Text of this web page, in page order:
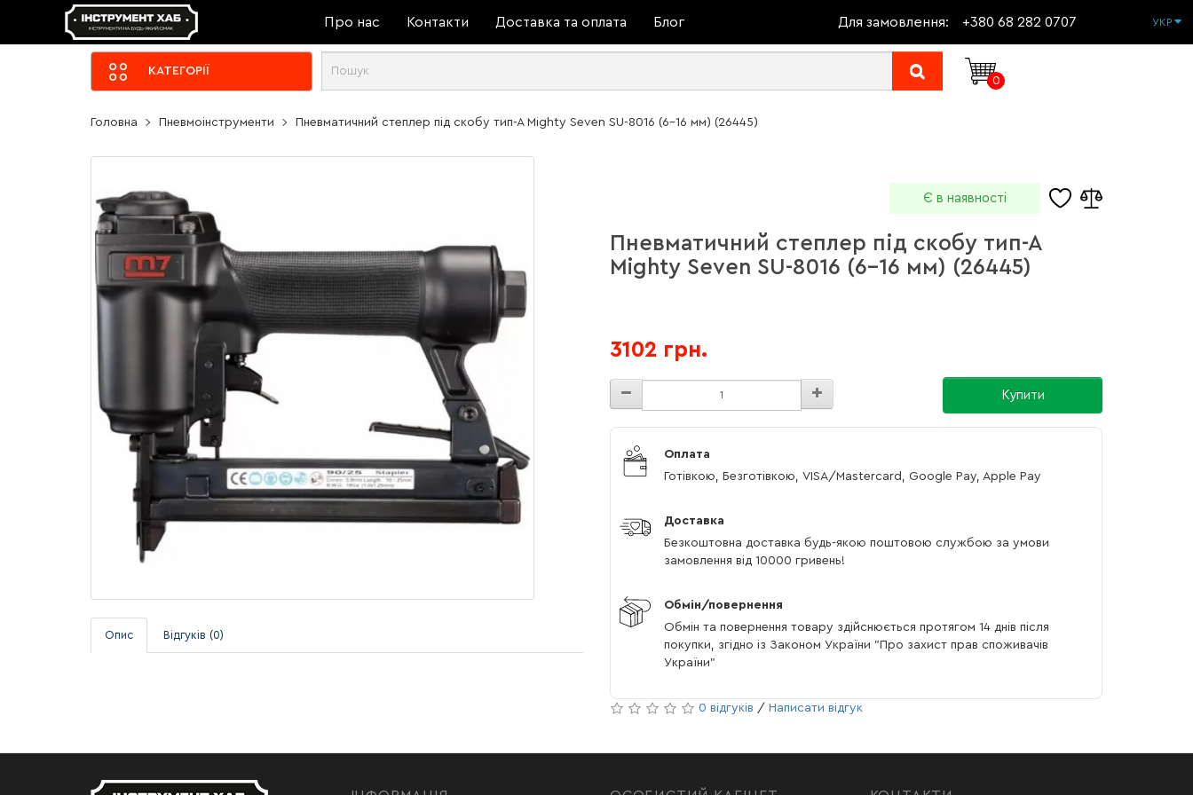
Про нас Контакти Доставка та оплата Блог Для замовлення: +380 68 282 0707 УКР
КАТЕГОРІЇ
0
Головна Пневмоінструменти Пневматичний степлер під скобу тип-А Mighty Seven SU-8016 (6-16 мм) (26445)
Опис Відгуків (0)
Є в наявності
Пневматичний степлер під скобу тип-А
Mighty Seven SU-8016 (6-16 мм) (26445)
3102 грн.
Купити
Оплата
Готівкою, Безготівкою, VISA/Mastercard, Google Pay, Apple Pay
Доставка
Безкоштовна доставка будь-якою поштовою службою за умови
замовлення від 10000 гривень!
Обмін/повернення
Обмін та повернення товару здійснюється протягом 14 днів після
покупки, згідно із Законом України "Про захист прав споживачів
України"
0 відгуків / Написати відгук